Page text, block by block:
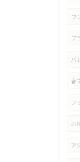
ワ
プ
バ
春
フ
お
ア